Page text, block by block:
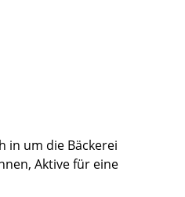
in um die Bäckerei
Aktive für eine